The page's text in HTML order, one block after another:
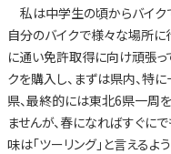
私は中学生の頃からバイク
自分のバイクで様々な場所に
に通い免許取得に向け頑張っ
クを購入し、まずは県内、特
県、最終的には東北6県一周
ませんが、春になればすぐに
味は「ツーリング」と言えるよ